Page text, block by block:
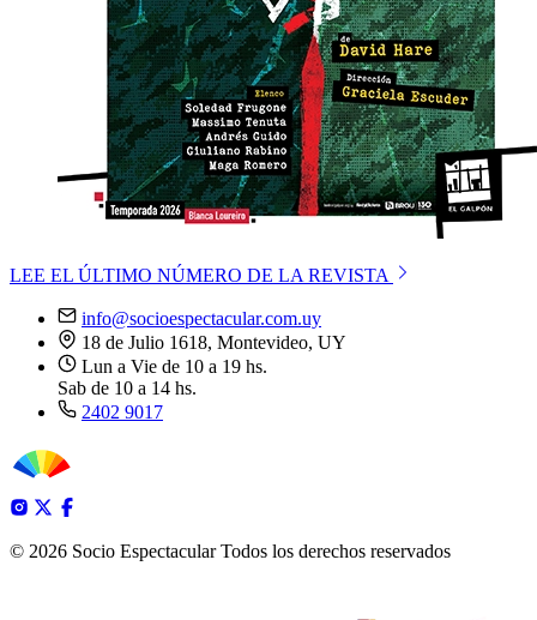
LEE EL ÚLTIMO NÚMERO DE LA REVISTA
info@socioespectacular.com.uy
18 de Julio 1618, Montevideo, UY
Lun a Vie de 10 a 19 hs.
Sab de 10 a 14 hs.
2402 9017
© 2026 Socio Espectacular Todos los derechos reservados